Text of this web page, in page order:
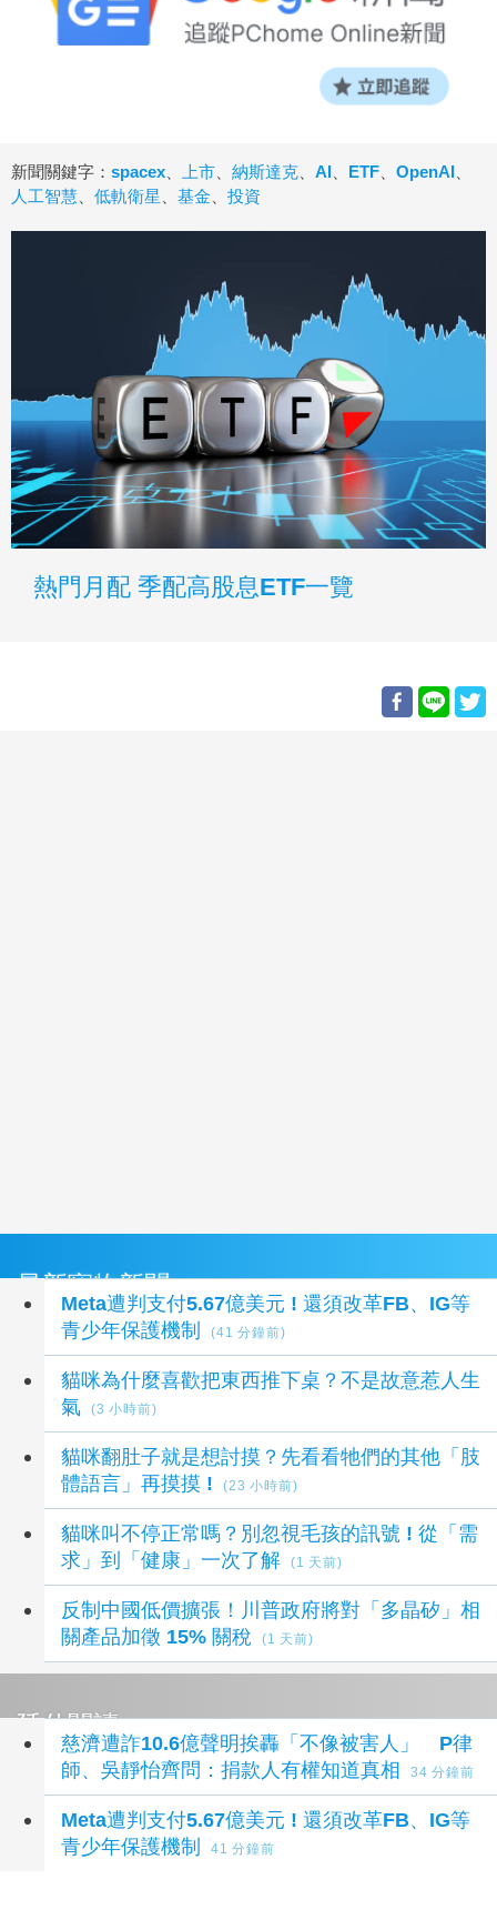
新聞關鍵字： spacex 上市 納斯達克 AI ETF OpenAI
人工智慧
低軌衛星 基金 投資
熱門月配 季配高股息ETF一覽
最新寵物新聞
Meta遭判支付5.67億美元 ! 還須改革FB、IG等
青少年保護機制
(41 分鐘前)
貓咪為什麼喜歡把東西推下桌？不是故意惹人生
氣
(3 小時前)
貓咪翻肚子就是想討摸？先看看牠們的其他「肢
體語言」再摸摸 !
(23 小時前)
貓咪叫不停正常嗎？別忽視毛孩的訊號 ! 從「需
求」到「健康」一次了解
(1 天前)
反制中國低價擴張！川普政府將對「多晶矽」相
關產品加徵 15% 關稅
(1 天前)
延伸閱讀
慈濟遭詐10.6億聲明挨轟「不像被害人」 P律
師、吳靜怡齊問：捐款人有權知道真相
34 分鐘前
Meta遭判支付5.67億美元 ! 還須改革FB、IG等
青少年保護機制
41 分鐘前